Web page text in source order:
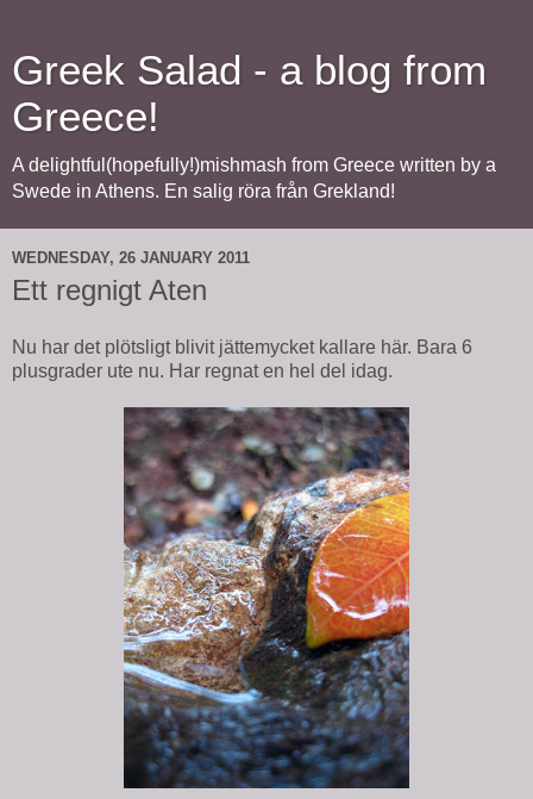
Greek Salad - a blog from
Greece!
A delightful(hopefully!)mishmash from Greece written by a
Swede in Athens. En salig röra från Grekland!
WEDNESDAY, 26 JANUARY 2011
Ett regnigt Aten
Nu har det plötsligt blivit jättemycket kallare här. Bara 6
plusgrader ute nu. Har regnat en hel del idag.